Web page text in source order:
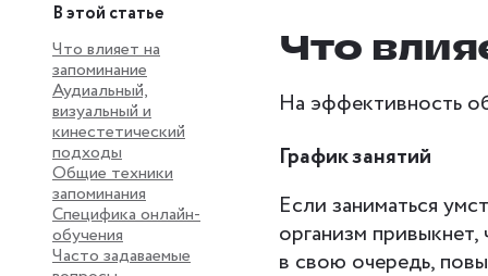
В этой статье
Что влияет на
запоминание
Аудиальный,
визуальный и
кинестетический
подходы
Общие техники
запоминания
Специфика онлайн-
обучения
Часто задаваемые
Что
На эффективность
График занятий
Если заниматься
организм
в свою очередь,